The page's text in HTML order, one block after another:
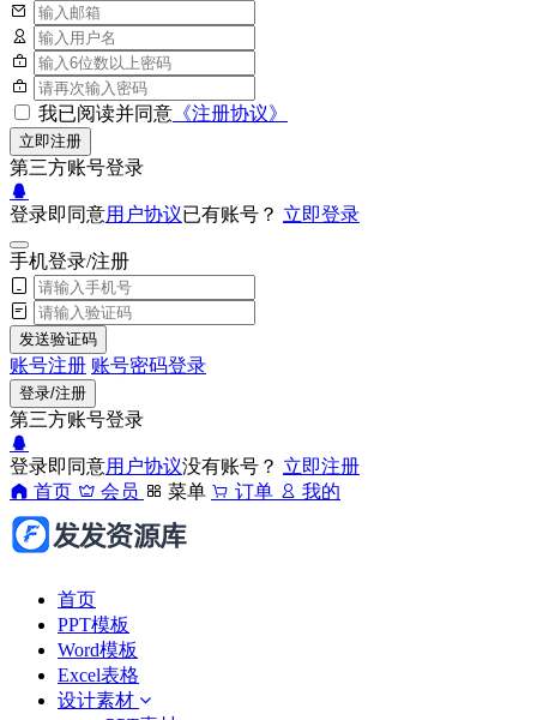
我已阅读并同意 《注册协议》
立即注册
第三方账号登录
登录即同意用户协议已有账号？ 立即登录
手机登录/注册
发送验证码
账号注册 账号密码登录
登录/注册
第三方账号登录
登录即同意用户协议没有账号？ 立即注册
首页
会员 菜单 订单 我的
首页
PPT模板
Word模板
Excel表格
设计素材